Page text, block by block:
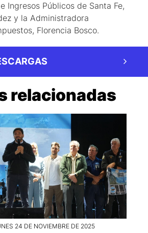
Ingresos Públicos de Santa Fe,
y la Administradora
Florencia Bosco.
relacionadas
24 DE NOVIEMBRE DE 2025